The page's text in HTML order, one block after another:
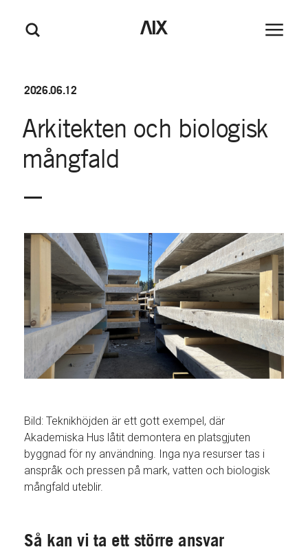
GÅ TILL HUVUDINNEHÅLL
GÅ TILL SIDFOT
M
e
AIX
Sök
2026.06.12
Arkitekten och biologisk
mångfald
Bild: Teknikhöjden är ett gott exempel, där
Akademiska Hus låtit demontera en platsgjuten
byggnad för ny användning. Inga nya resurser tas i
anspråk och pressen på mark, vatten och biologisk
mångfald uteblir.
Så kan vi ta ett större ansvar